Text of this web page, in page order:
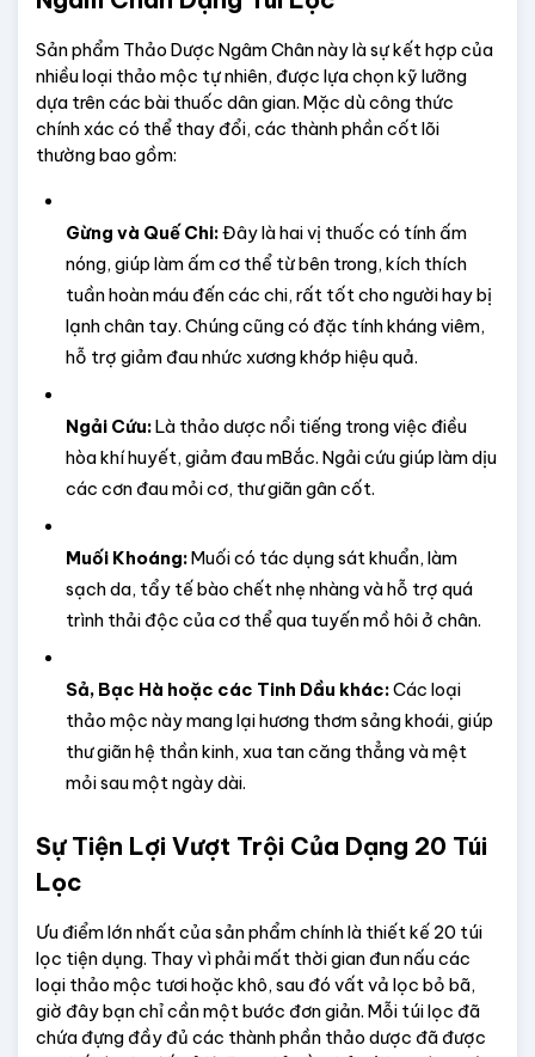
Sản phẩm Thảo Dược Ngâm Chân này là sự kết hợp của
nhiều loại thảo mộc tự nhiên, được lựa chọn kỹ lưỡng
dựa trên các bài thuốc dân gian. Mặc dù công thức
chính xác có thể thay đổi, các thành phần cốt lõi
thường bao gồm:
Gừng và Quế Chi: Đây là hai vị thuốc có tính ấm
nóng, giúp làm ấm cơ thể từ bên trong, kích thích
tuần hoàn máu đến các chi, rất tốt cho người hay bị
lạnh chân tay. Chúng cũng có đặc tính kháng viêm,
hỗ trợ giảm đau nhức xương khớp hiệu quả.
Ngải Cứu: Là thảo dược nổi tiếng trong việc điều
hòa khí huyết, giảm đau mBắc. Ngải cứu giúp làm dịu
các cơn đau mỏi cơ, thư giãn gân cốt.
Muối Khoáng: Muối có tác dụng sát khuẩn, làm
sạch da, tẩy tế bào chết nhẹ nhàng và hỗ trợ quá
trình thải độc của cơ thể qua tuyến mồ hôi ở chân.
Sả, Bạc Hà hoặc các Tinh Dầu khác: Các loại
thảo mộc này mang lại hương thơm sảng khoái, giúp
thư giãn hệ thần kinh, xua tan căng thẳng và mệt
mỏi sau một ngày dài.
Sự Tiện Lợi Vượt Trội Của Dạng 20 Túi
Lọc
Ưu điểm lớn nhất của sản phẩm chính là thiết kế 20 túi
lọc tiện dụng. Thay vì phải mất thời gian đun nấu các
loại thảo mộc tươi hoặc khô, sau đó vất vả lọc bỏ bã,
giờ đây bạn chỉ cần một bước đơn giản. Mỗi túi lọc đã
chứa đựng đầy đủ các thành phần thảo dược đã được